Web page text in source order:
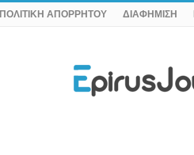
ΠΟΛΙΤΙΚΗ ΑΠΟΡΡΗΤΟΥ ΔΙΑΦΗΜΙΣΗ